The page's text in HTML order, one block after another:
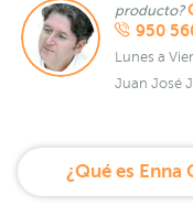
producto?
950
Lunes a
Juan José